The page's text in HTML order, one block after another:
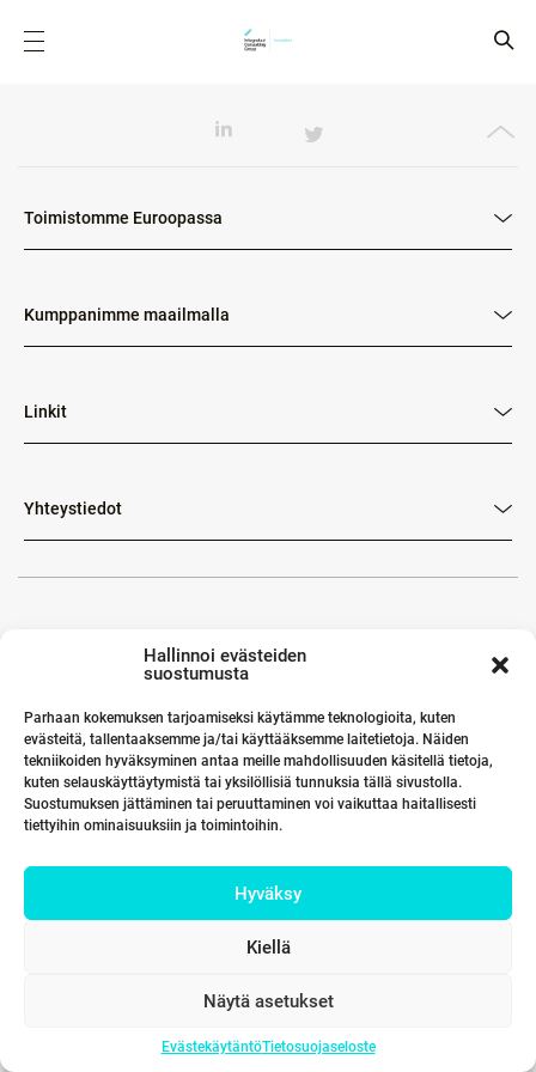
Hallinnoi evästeiden
suostumusta
Parhaan kokemuksen tarjoamiseksi käytämme teknologioita, kuten
evästeitä, tallentaaksemme ja/tai käyttääksemme laitetietoja. Näiden
tekniikoiden hyväksyminen antaa meille mahdollisuuden käsitellä tietoja,
kuten selauskäyttäytymistä tai yksilöllisiä tunnuksia tällä sivustolla.
Suostumuksen jättäminen tai peruuttaminen voi vaikuttaa haitallisesti
tiettyihin ominaisuuksiin ja toimintoihin.
Hyväksy
Kiellä
Näytä asetukset
EvästekäytäntöTietosuojaseloste
Toimistomme Euroopassa
Kumppanimme maailmalla
Linkit
Yhteystiedot